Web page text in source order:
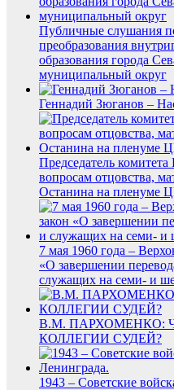
Публичные слушания
преобразования
образования города
муниципальный округ
Геннадий Зюганов –
Председатель
вопросам отцовства,
Останина на пленуме
7 мая 1960 года –
«О завершении
служащих на семи- и
В.М. ПАРХОМЕНКО:
КОЛЛЕГИИ СУДЕЙ?
1943 – Советские